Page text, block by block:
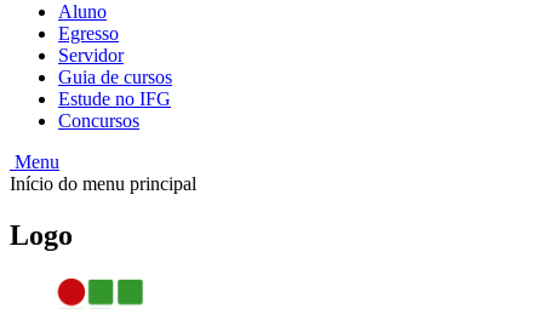
Aluno
Egresso
Servidor
Guia de cursos
Estude no IFG
Concursos
Menu
Início do menu principal
Logo